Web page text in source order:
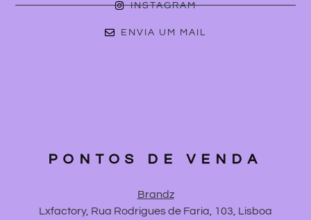
INSTAGRAM
ENVIA UM MAIL
PONTOS DE VENDA
Brandz
Lxfactory, Rua Rodrigues de Faria, 103, Lisboa